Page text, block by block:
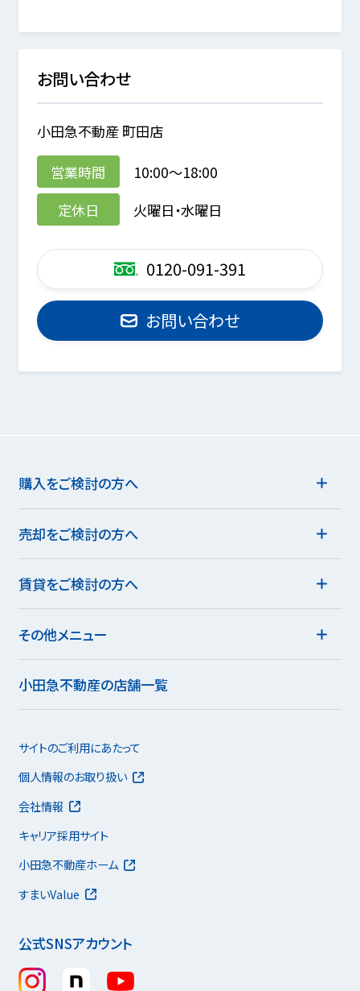
お問い合わせ
小田急不動産 町田店
営業時間
10:00～18:00
定休日
火曜日・水曜日
0120-091-391
お問い合わせ
購入をご検討の方へ
売却をご検討の方へ
賃貸をご検討の方へ
その他メニュー
小田急不動産の店舗一覧
公式SNSアカウント
サイトのご利用にあたって
個人情報のお取り扱い
会社情報
キャリア採用サイト
小田急不動産ホーム
すまいValue